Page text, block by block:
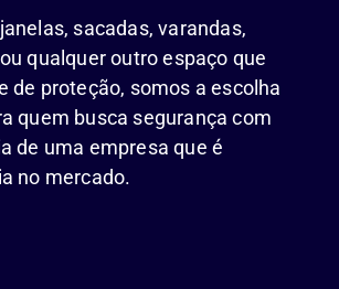
sacadas, varandas,
qualquer outro espaço que
de proteção, somos a escolha
quem busca segurança com
de uma empresa que é
no mercado.